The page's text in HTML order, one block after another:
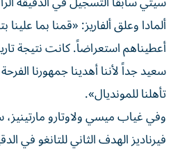
ألمادا وعلق ألفاريز: «قمنا بما علينا
أعطيناهم استعراضاً. كانت نتيجة
سعيد جداً لأننا أهدينا جمهورنا
تأهلنا للمونديال».
وفي غياب ميسي ولاوتارو